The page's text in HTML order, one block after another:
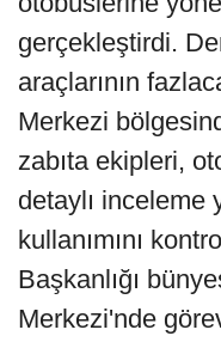
gerçekleştirdi.
araçlarının
Merkezi
zabıta ekipleri,
detaylı inceleme
kullanımını
Başkanlığı
Merkezi'nde